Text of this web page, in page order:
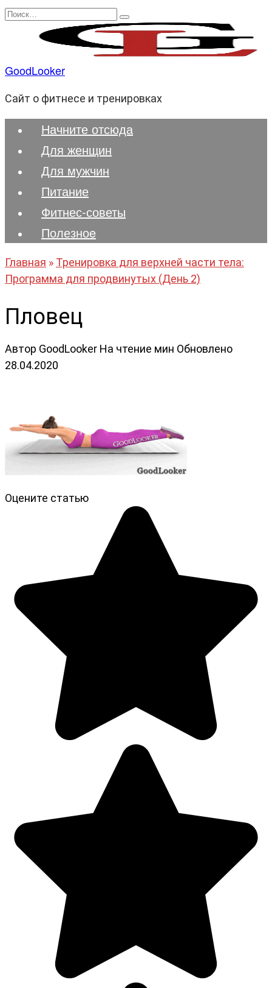
Перейти
содержанию
Search
GoodLooker
Сайт о фитнесе и тренировках
Начните отсюда
Для женщин
Для мужчин
Питание
Фитнес-советы
Полезноe
Главная » Тренировка для верхней части тела:
Программа для продвинутых (День 2)
Пловец
Автор GoodLooker На чтение мин Обновлено
28.04.2020
Оцените статью